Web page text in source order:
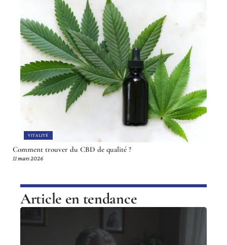
VITALITÉ
Comment trouver du CBD de qualité ?
11 mars 2026
Article en tendance